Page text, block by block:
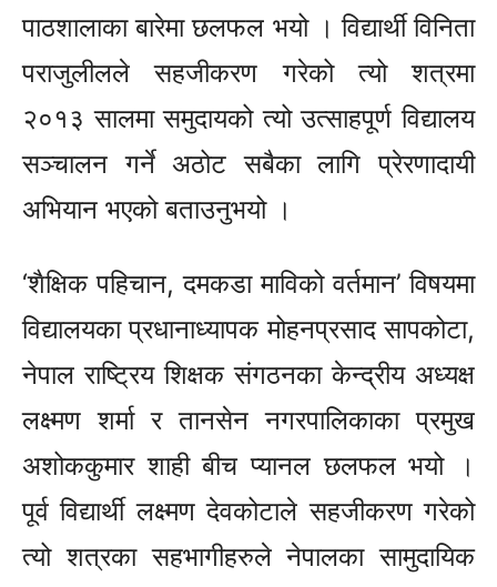
पाठशालाका बारेमा छलफल भयो । विद्यार्थी विनिता
पराजुलीलले सहजीकरण गरेको त्यो शत्रमा
२०१३ सालमा समुदायको त्यो उत्साहपूर्ण विद्यालय
सञ्चालन गर्ने अठोट सबैका लागि प्रेरणादायी
अभियान भएको बताउनुभयो ।
‘शैक्षिक पहिचान, दमकडा माविको वर्तमान’ विषयमा
विद्यालयका प्रधानाध्यापक मोहनप्रसाद सापकोटा,
नेपाल राष्ट्रिय शिक्षक संगठनका केन्द्रीय अध्यक्ष
लक्ष्मण शर्मा र तानसेन नगरपालिकाका प्रमुख
अशोककुमार शाही बीच प्यानल छलफल भयो ।
पूर्व विद्यार्थी लक्ष्मण देवकोटाले सहजीकरण गरेको
त्यो शत्रका सहभागीहरुले नेपालका सामुदायिक